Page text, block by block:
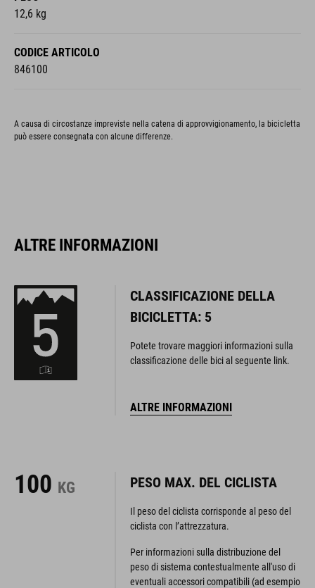
12,6 kg
CODICE ARTICOLO
846100
A causa di circostanze impreviste nella catena di approvvigionamento, la bicicletta
può essere consegnata con alcune differenze.
ALTRE INFORMAZIONI
CLASSIFICAZIONE DELLA
BICICLETTA: 5
Potete trovare maggiori informazioni sulla
classificazione delle bici al seguente link.
ALTRE INFORMAZIONI
100 KG PESO MAX. DEL CICLISTA
Il peso del ciclista corrisponde al peso del
ciclista con l’attrezzatura.
Per informazioni sulla distribuzione del
peso di sistema contestualmente all'uso di
eventuali accessori compatibili (ad esempio